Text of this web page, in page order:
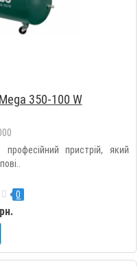
350-100 W
пристрій, який
0